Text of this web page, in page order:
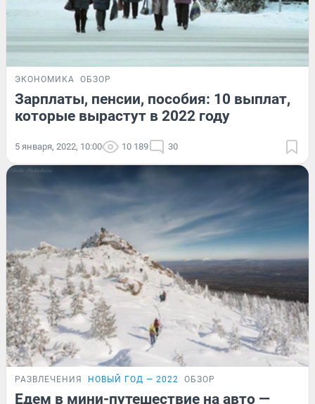
ЭКОНОМИКА ОБЗОР
Зарплаты, пенсии, пособия: 10 выплат,
которые вырастут в 2022 году
5 января, 2022, 10:00 10 189 30
РАЗВЛЕЧЕНИЯ НОВЫЙ ГОД — 2022 ОБЗОР
Едем в мини-путешествие на авто —